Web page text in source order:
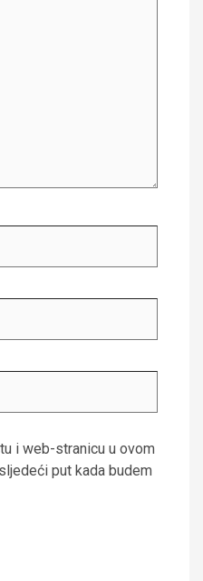
i web-stranicu u ovom
put kada budem